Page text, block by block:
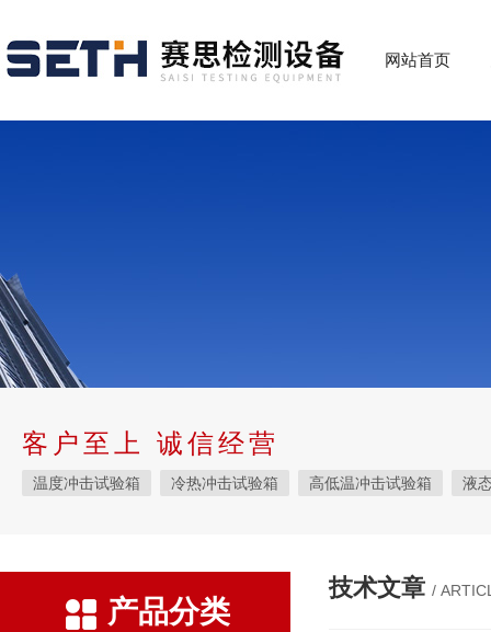
网站首页
客户至上 诚信经营
温度冲击试验箱 冷热冲击试验箱 高低温冲击试验箱 液
霉菌试验箱 应力筛选试验箱 IPX9K淋雨箱 温湿度检定箱
产品分类
技术文章 /